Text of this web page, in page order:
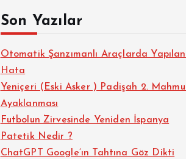
:Son Yazılar
Otomatik Şanzımanlı Araçlarda
Hata
Yeniçeri (Eski Asker ) Padişah 2.
Ayaklanması
Futbolun Zirvesinde Yeniden İspanya
Patetik Nedir ?
ChatGPT Google’ın Tahtına Göz Dikti